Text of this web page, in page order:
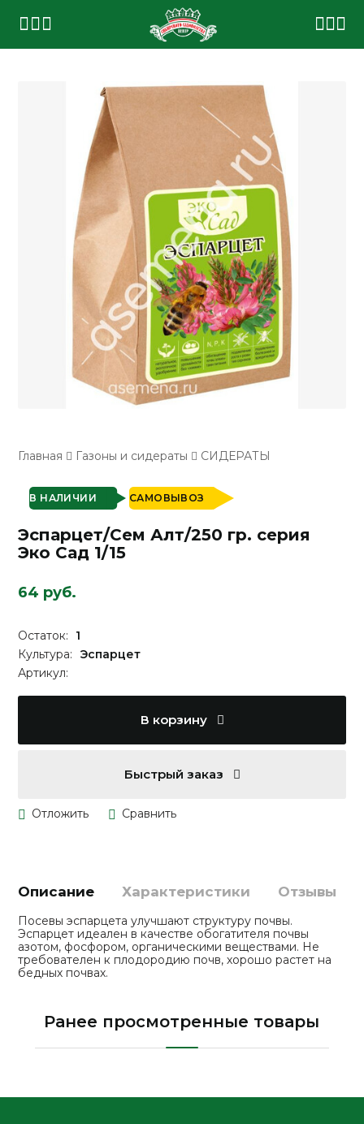
Главная Газоны и сидераты СИДЕРАТЫ
В НАЛИЧИИ САМОВЫВОЗ
Эспарцет/Сем Алт/250 гр. серия
Эко Сад 1/15
64 руб.
Остаток:
1
Культура:
Эспарцет
Артикул:
В корзину
Быстрый заказ
Описание Характеристики Отзывы
Посевы эспарцета улучшают структуру почвы.
Эспарцет идеален в качестве обогатителя почвы
азотом, фосфором, органическими веществами. Не
требователен к плодородию почв, хорошо растет на
бедных почвах.
Ранее просмотренные товары